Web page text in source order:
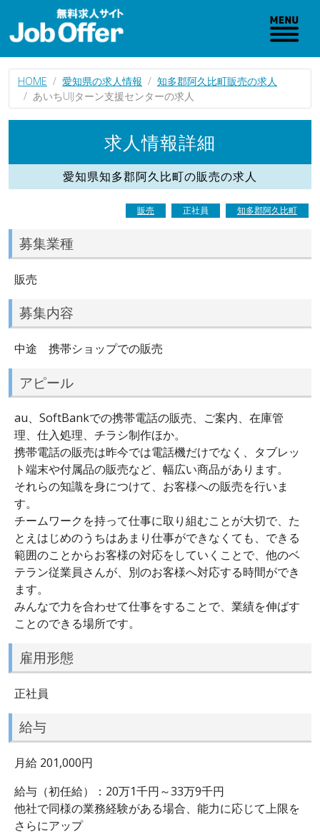
HOME 愛知県の求人情報
知多郡阿久比町販売の求人
あいちUIJターン支援センターの求人
求人情報詳細
愛知県知多郡阿久比町の販売の求人
販売 正社員 知多郡阿久比町
募集業種
販売
募集内容
中途 携帯ショップでの販売
アピール
au、SoftBankでの携帯電話の販売、ご案内、在庫管
理、仕入処理、チラシ制作ほか。
携帯電話の販売は昨今では電話機だけでなく、タブレッ
ト端末や付属品の販売など、幅広い商品があります。
それらの知識を身につけて、お客様への販売を行いま
す。
チームワークを持って仕事に取り組むことが大切で、た
とえはじめのうちはあまり仕事ができなくても、できる
範囲のことからお客様の対応をしていくことで、他のベ
テラン従業員さんが、別のお客様へ対応する時間ができ
ます。
みんなで力を合わせて仕事をすることで、業績を伸ばす
ことのできる場所です。
雇用形態
正社員
給与
月給 201,000円
給与（初任給）：20万1千円～33万9千円
他社で同様の業務経験がある場合、能力に応じて上限を
さらにアップ